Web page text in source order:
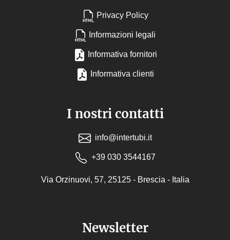
Privacy Policy
Informazioni legali
Informativa fornitori
Informativa clienti
I nostri contatti
info@intertubi.it
+39 030 3544167
Via Orzinuovi, 57, 25125 - Brescia - Italia
Newsletter